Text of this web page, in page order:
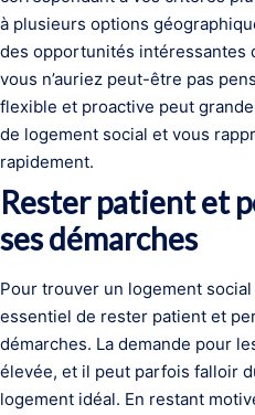
à plusieurs options
des opportunités intéressantes
vous n’auriez peut-être pas
flexible et proactive peut
de logement social et vous
rapidement.
Rester patient et
ses démarches
Pour trouver un logement
essentiel de rester patient et
démarches. La demande pour
élevée, et il peut parfois falloir
logement idéal. En restant